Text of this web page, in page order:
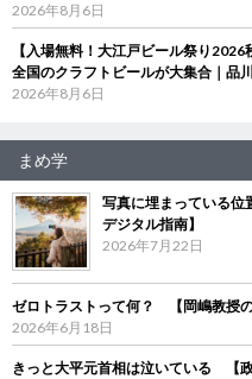
2026年8月6日
【入場無料！大江戸ビール祭り
全国のクラフトビールが大集合｜品川
2026年8月6日
まめ学
写真に埋まっている
デジタル指南】
2026年7月22日
ゼロトラストって何？ 【岡嶋教授の
2026年6月18日
きっと大平元首相は泣いている 【